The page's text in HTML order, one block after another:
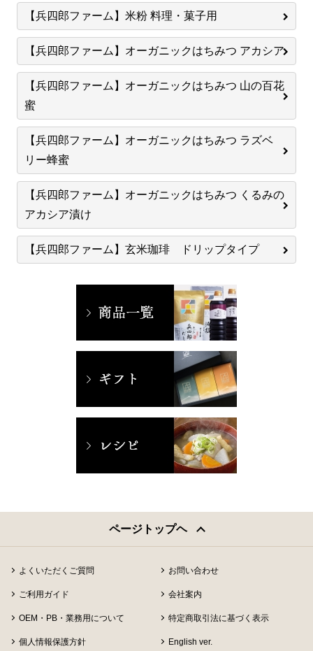
【兵四郎ファーム】米粉 料理・菓子用
【兵四郎ファーム】オーガニックはちみつ アカシア
【兵四郎ファーム】オーガニックはちみつ 山の百花
蜜
【兵四郎ファーム】オーガニックはちみつ ラズベ
リー蜂蜜
【兵四郎ファーム】オーガニックはちみつ くるみの
アカシア漬け
【兵四郎ファーム】玄米珈琲 ドリップタイプ
ページトップヘ
よくいただくご質問 お問い合わせ
ご利用ガイド 会社案内
OEM・PB・業務用について 特定商取引法に基づく表示
個人情報保護方針 English ver.